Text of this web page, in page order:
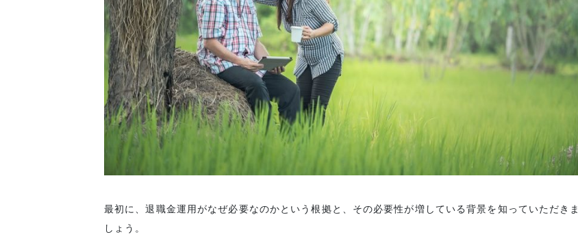
最初に、退職金運用がなぜ必要なのかという根拠と、その必要性が増している背景を知っていただきま
しょう。